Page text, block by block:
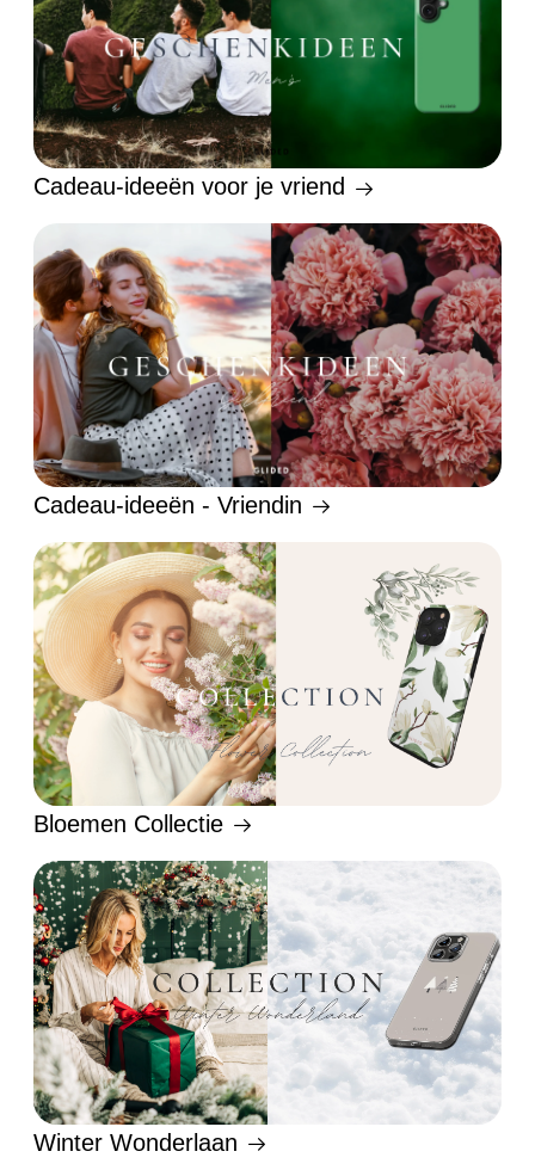
Cadeau-ideeën voor je vriend
Cadeau-ideeën - Vriendin
Bloemen Collectie
Winter Wonderlaan